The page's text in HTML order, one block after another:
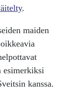
.
maiden
esimerkiksi
kanssa.